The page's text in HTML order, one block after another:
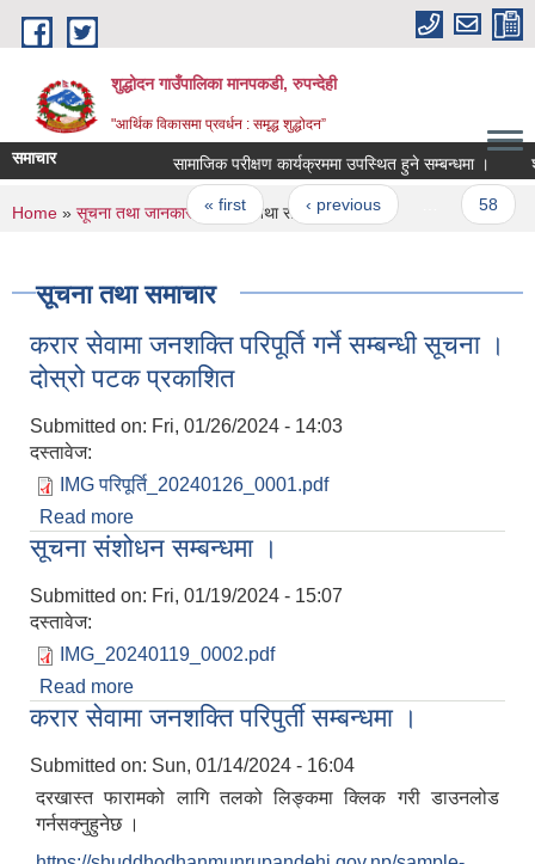
Skip to main content
शुद्धोदन गाउँपालिका मानपकडी, रुपन्देही
"आर्थिक विकासमा प्रवर्धन : समृद्ध शुद्धोदन”
समाचार सामाजिक परीक्षण कार्यक्रममा उपस्थित हुने सम्बन्धमा ।
Pages
« first ‹ previous
You are here
Home » सूचना तथा जानकारी » सूचना तथा समाचार
सूचना तथा समाचार
करार सेवामा जनशक्ति परिपूर्ति गर्ने सम्बन्धी सूचना ।
दोस्रो पटक प्रकाशित
Submitted on: Fri, 01/26/2024 - 14:03
दस्तावेज:
IMG परिपूर्ति_20240126_0001.pdf
Read more
दोस्रो पटक प्रकाशित
सूचना संशोधन सम्बन्धमा ।
Submitted on: Fri, 01/19/2024 - 15:07
दस्तावेज:
IMG_20240119_0002.pdf
Read more
करार सेवामा जनशक्ति परिपुर्ती सम्बन्धमा ।
Submitted on: Sun, 01/14/2024 - 16:04
दरखास्त फारामको लागि तलको लिङ्कमा क्लिक गरी डाउनलोड
गर्नसक्नुहुनेछ ।